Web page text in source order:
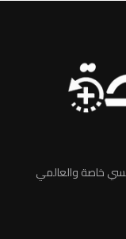
خاصة والعالمي